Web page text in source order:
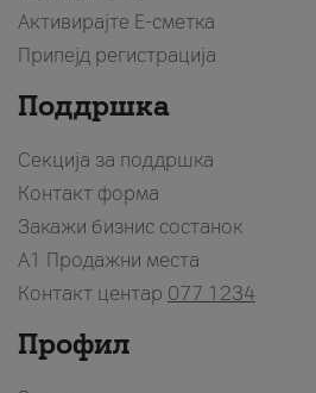
Активирајте Е-сметка
Припејд регистрација
Поддршка
Секција за поддршка
Контакт форма
Закажи бизнис состанок
A1 Продажни места
Контакт центар 077 1234
Профил